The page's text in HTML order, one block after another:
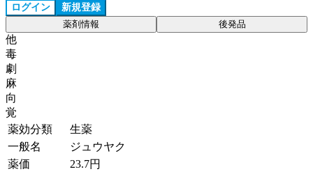
ログイン 新規登録
薬剤情報 後発品
他
毒
劇
麻
向
覚
薬効分類
生薬
一般名
ジュウヤク
薬価
23.7円